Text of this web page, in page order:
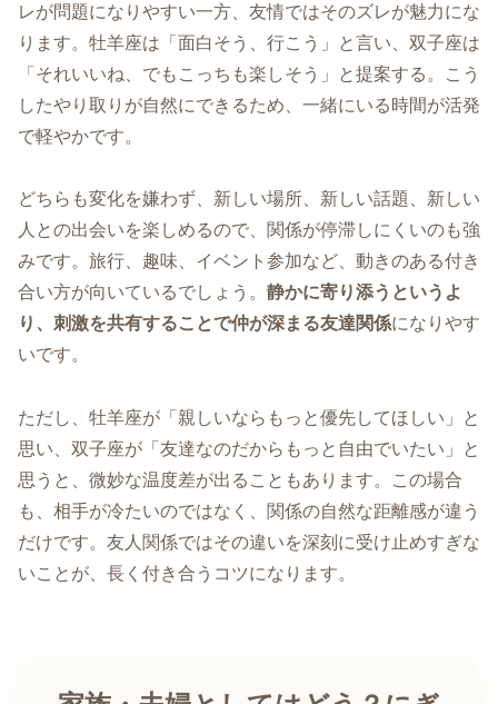
レが問題になりやすい一方、友情ではそのズレが魅力にな
ります。牡羊座は「面白そう、行こう」と言い、双子座は
「それいいね、でもこっちも楽しそう」と提案する。こう
したやり取りが自然にできるため、一緒にいる時間が活発
で軽やかです。
どちらも変化を嫌わず、新しい場所、新しい話題、新しい
人との出会いを楽しめるので、関係が停滞しにくいのも強
みです。旅行、趣味、イベント参加など、動きのある付き
合い方が向いているでしょう。 静かに寄り添うというよ
り、刺激を共有することで仲が深まる友達関係になりやす
いです。
ただし、牡羊座が「親しいならもっと優先してほしい」と
思い、双子座が「友達なのだからもっと自由でいたい」と
思うと、微妙な温度差が出ることもあります。この場合
も、相手が冷たいのではなく、関係の自然な距離感が違う
だけです。友人関係ではその違いを深刻に受け止めすぎな
いことが、長く付き合うコツになります。